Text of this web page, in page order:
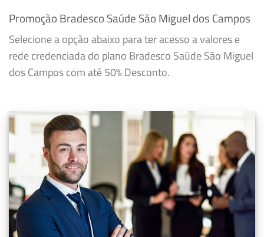
Promoção Bradesco Saúde São Miguel dos Campos
Selecione a opção abaixo para ter acesso a valores e
rede credenciada do plano Bradesco Saúde São Miguel
dos Campos com até 50% Desconto.